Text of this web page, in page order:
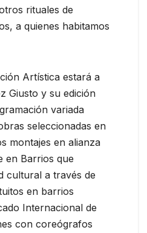
rituales de
a quienes habitamos
Artística estará a
Giusto y su edición
variada
seleccionadas en
montajes en alianza
en Barrios que
cultural a través de
en barrios
Internacional de
con coreógrafos